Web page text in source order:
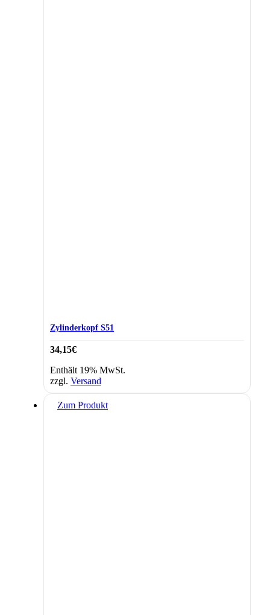
Zylinderkopf S51
34,15€
Enthält 19% MwSt.
zzgl. Versand
Zum Produkt